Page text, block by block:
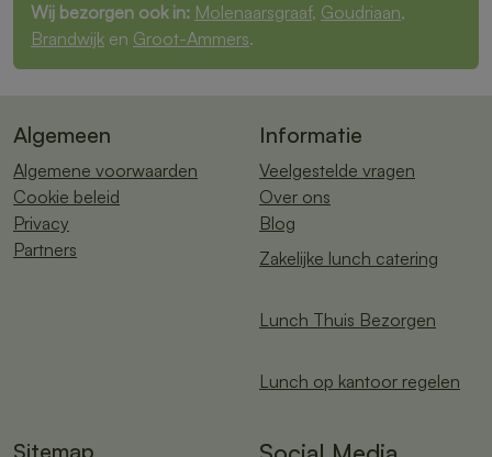
Wij bezorgen ook in: Molenaarsgraaf, Goudriaan,
Brandwijk en Groot-Ammers.
Algemeen
Algemene voorwaarden
Cookie beleid
Privacy
Partners
Informatie
Veelgestelde vragen
Over ons
Blog
Zakelijke lunch catering
Lunch Thuis Bezorgen
Lunch op kantoor regelen
Sitemap